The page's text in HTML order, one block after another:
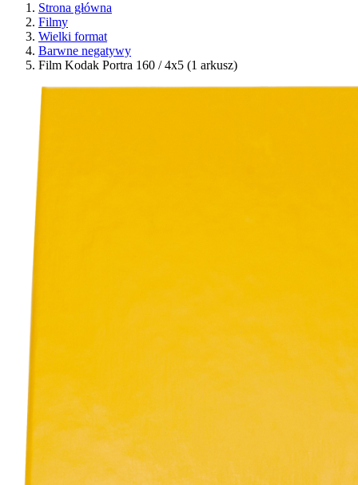
Strona główna
Filmy
Wielki format
Barwne negatywy
Film Kodak Portra 160 / 4x5 (1 arkusz)